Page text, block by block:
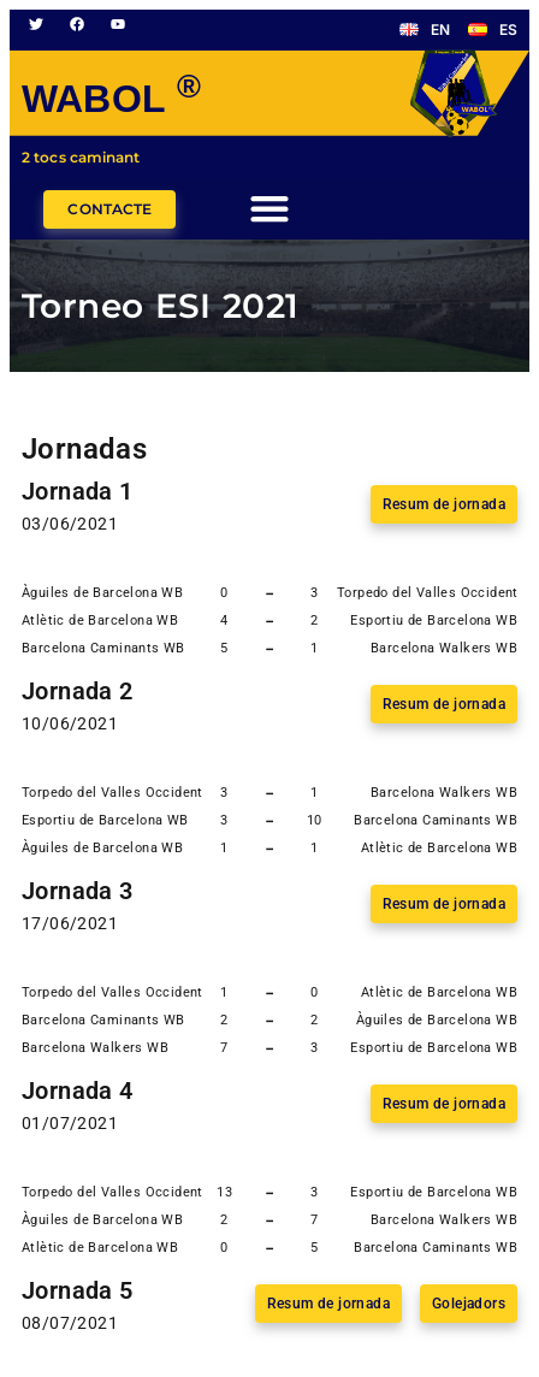
EN ES
WABOL ®
2 tocs caminant
CONTACTE
Torneo ESI 2021
Jornadas
Jornada 1
03/06/2021
Resum de jornada
Àguiles de Barcelona WB 0 - 3
Torpedo del Valles Occidental
Atlètic de Barcelona WB
4 - 2
Esportiu de Barcelona WB
Barcelona Caminants WB
5 - 1 Barcelona Walkers WB
Jornada 2
10/06/2021
Resum de jornada
Torpedo del Valles Occidental WB
3 - 1
Barcelona Walkers WB
Esportiu de Barcelona WB
3 - 10
Barcelona Caminants WB
Àguiles de Barcelona WB
1 - 1 Atlètic de Barcelona WB
Jornada 3
17/06/2021
Resum de jornada
Torpedo del Valles Occidental WB
1 - 0
Atlètic de Barcelona WB
Barcelona Caminants WB
2 - 2
Àguiles de Barcelona WB
Barcelona Walkers WB
7 - 3 Esportiu de Barcelona WB
Jornada 4
01/07/2021
Resum de jornada
Torpedo del Valles Occidental WB
13 - 3
Esportiu de Barcelona WB
Àguiles de Barcelona WB
2 - 7
Barcelona Walkers WB
Atlètic de Barcelona WB
0 - 5 Barcelona Caminants WB
Jornada 5
08/07/2021
Resum de jornada Golejadors